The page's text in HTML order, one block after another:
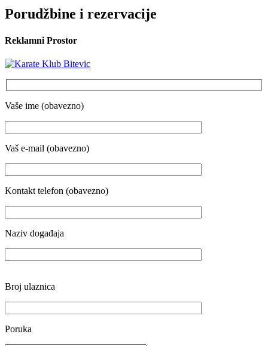
Porudžbine i rezervacije
Reklamni Prostor
Vaše ime (obavezno)
Vaš e-mail (obavezno)
Kontakt telefon (obavezno)
Naziv događaja
Broj ulaznica
Poruka